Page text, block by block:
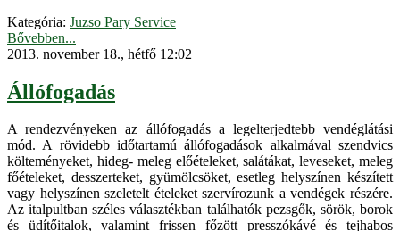
Kategória: Juzso Pary Service
Bővebben...
2013. november 18., hétfő 12:02
Állófogadás
A rendezvényeken az állófogadás a legelterjedtebb vendéglátási
mód. A rövidebb időtartamú állófogadások alkalmával szendvics
költeményeket, hideg- meleg előételeket, salátákat, leveseket, meleg
főételeket, desszerteket, gyümölcsöket, esetleg helyszínen készített
vagy helyszínen szeletelt ételeket szervírozunk a vendégek részére.
Az italpultban széles választékban találhatók pezsgők, sörök, borok
és üdítőitalok, valamint frissen főzött presszókávé és tejhabos